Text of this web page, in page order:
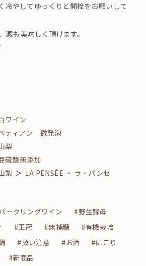
冷やしてゆっくりと開栓をお願いして
澱も美味しく頂けます。
ワイン
ティアン 微発泡
梨
硫酸無添加
梨 ＞ LA PENSÉE ・ ラ・パンセ
ークリングワイン
#野生酵母
#王冠 #無補糖
#有機栽培
#扱い注意 #お酒
#にごり
#新商品